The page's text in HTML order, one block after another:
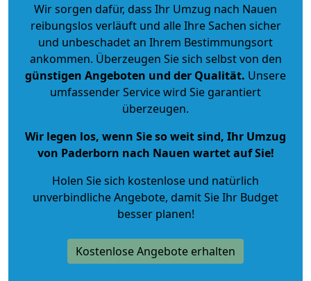
Wir sorgen dafür, dass Ihr Umzug nach Nauen
reibungslos verläuft und alle Ihre Sachen sicher
und unbeschadet an Ihrem Bestimmungsort
ankommen. Überzeugen Sie sich selbst von den
günstigen Angeboten und der Qualität. Unsere
umfassender Service wird Sie garantiert
überzeugen.
Wir legen los, wenn Sie so weit sind, Ihr Umzug
von Paderborn nach Nauen wartet auf Sie!
Holen Sie sich kostenlose und natürlich
unverbindliche Angebote, damit Sie Ihr Budget
besser planen!
Kostenlose Angebote erhalten